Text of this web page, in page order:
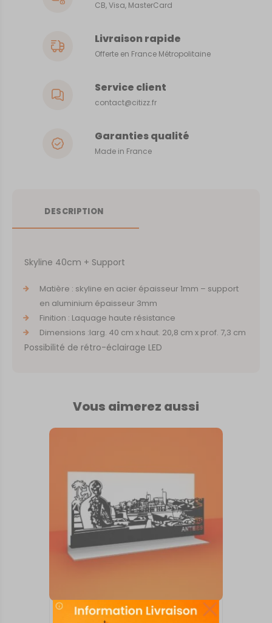
CB, Visa, MasterCard
Livraison rapide
Offerte en France Métropolitaine
Service client
contact@citizz.fr
Garanties qualité
Made in France
DESCRIPTION
Skyline 40cm + Support
Matière : skyline en acier épaisseur 1mm – support
en aluminium épaisseur 3mm
Finition : Laquage haute résistance
Dimensions :larg. 40 cm x haut. 20,8 cm x prof. 7,3 cm
Possibilité de rétro-éclairage LED
Vous aimerez aussi
SKYLINE SUR SOCLE